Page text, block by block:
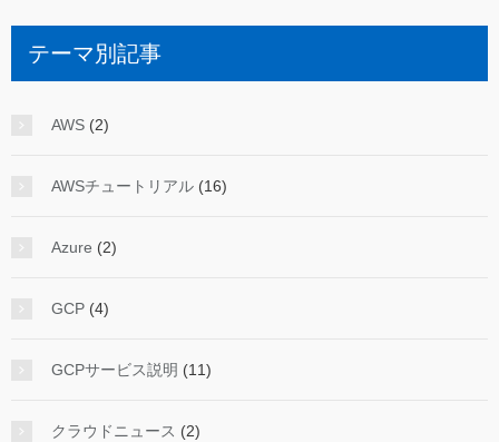
テーマ別記事
AWS (2)
AWSチュートリアル (16)
Azure (2)
GCP (4)
GCPサービス説明 (11)
クラウドニュース (2)